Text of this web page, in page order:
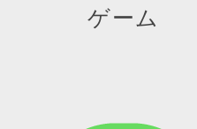
ゲーム